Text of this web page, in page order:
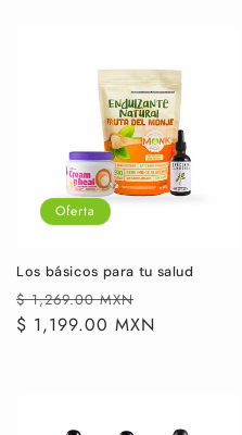
Oferta
Los básicos para tu salud
Precio
habitual
$ 1,269.00 MXN
de
$ 1,199.00 MXN